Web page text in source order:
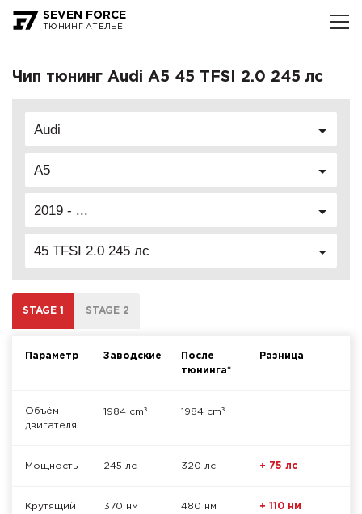
SEVEN FORCE
ТЮНИНГ АТЕЛЬЕ
Чип тюнинг Audi A5 45 TFSI 2.0 245 лс
Audi
A5
2019 - ...
45 TFSI 2.0 245 лс
STAGE 1 STAGE 2
Параметр Заводские
После
тюнинга*
Разница
Объём
двигателя
1984 cm³ 1984 cm³
Мощность 245 лс 320 лс + 75 лс
Крутящий
370 нм 480 нм + 110 нм